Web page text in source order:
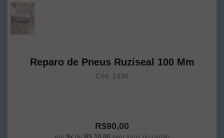
Reparo de Pneus Ruziseal 100 Mm
Cód. 1436
R$90,00